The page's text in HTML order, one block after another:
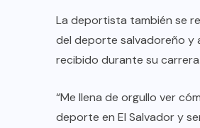
La deportista también se
del deporte salvadoreño y
recibido durante su carrera.
“Me llena de orgullo ver
deporte en El Salvador y